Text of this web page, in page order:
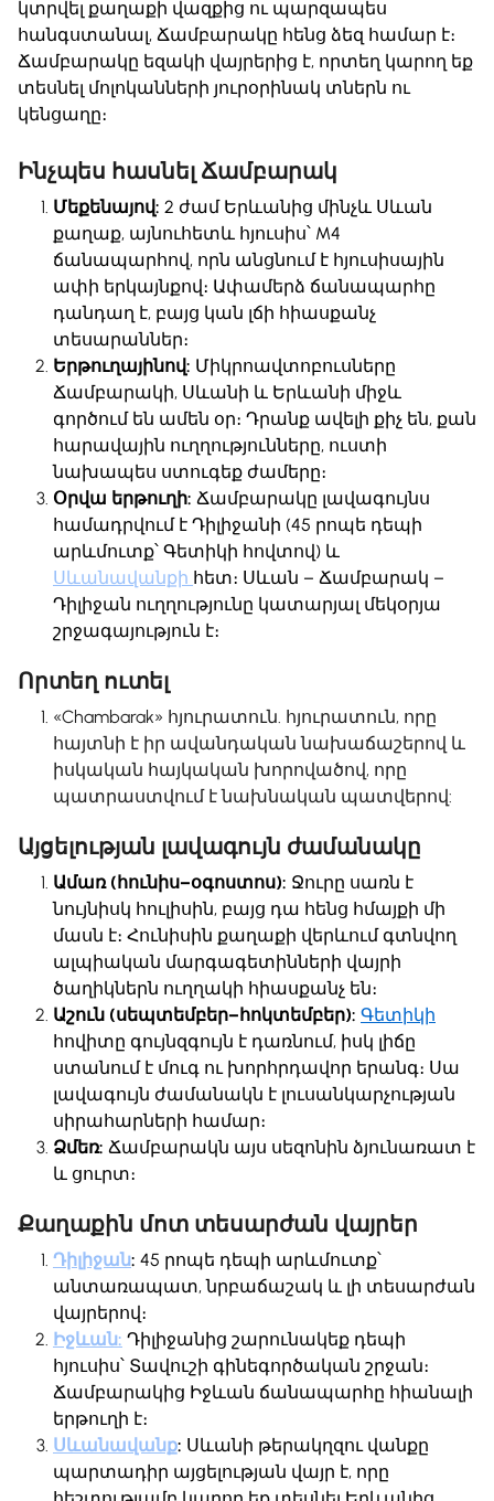
կտրվել քաղաքի վազքից ու պարզապես
հանգստանալ, Ճամբարակը հենց ձեզ համար է։
Ճամբարակը եզակի վայրերից է, որտեղ կարող եք
տեսնել մոլոկանների յուրօրինակ տներն ու
կենցաղը։
Ինչպես հասնել Ճամբարակ
Մեքենայով: 2 ժամ Երևանից մինչև Սևան
քաղաք, այնուհետև հյուսիս՝ M4
ճանապարհով, որն անցնում է հյուսիսային
ափի երկայնքով։ Ափամերձ ճանապարհը
դանդաղ է, բայց կան լճի հիասքանչ
տեսարաններ։
Երթուղայինով: Միկրոավտոբուսները
Ճամբարակի, Սևանի և Երևանի միջև
գործում են ամեն օր։ Դրանք ավելի քիչ են, քան
հարավային ուղղությունները, ուստի
նախապես ստուգեք ժամերը։
Օրվա երթուղի: Ճամբարակը լավագույնս
համադրվում է Դիլիջանի (45 րոպե դեպի
արևմուտք՝ Գետիկի հովտով) և
Սևանավանքի հետ։ Սևան – Ճամբարակ –
Դիլիջան ուղղությունը կատարյալ մեկօրյա
շրջագայություն է։
Որտեղ ուտել
«Chambarak» հյուրատուն. հյուրատուն, որը
հայտնի է իր ավանդական նախաճաշերով և
իսկական հայկական խորովածով, որը
պատրաստվում է նախնական պատվերով:
Այցելության լավագույն ժամանակը
Ամառ (հունիս–օգոստոս): Ջուրը սառն է
նույնիսկ հուլիսին, բայց դա հենց հմայքի մի
մասն է։ Հունիսին քաղաքի վերևում գտնվող
ալպիական մարգագետինների վայրի
ծաղիկներն ուղղակի հիասքանչ են։
Աշուն (սեպտեմբեր–հոկտեմբեր): Գետիկի
հովիտը գույնզգույն է դառնում, իսկ լիճը
ստանում է մուգ ու խորհրդավոր երանգ։ Սա
լավագույն ժամանակն է լուսանկարչության
սիրահարների համար։
Ձմեռ: Ճամբարակն այս սեզոնին ձյունառատ է
և ցուրտ։
Քաղաքին մոտ տեսարժան վայրեր
Դիլիջան: 45 րոպե դեպի արևմուտք՝
անտառապատ, նրբաճաշակ և լի տեսարժան
վայրերով։
Իջևան: Դիլիջանից շարունակեք դեպի
հյուսիս՝ Տավուշի գինեգործական շրջան։
Ճամբարակից Իջևան ճանապարհը հիանալի
երթուղի է։
Սևանավանք: Սևանի թերակղզու վանքը
պարտադիր այցելության վայր է, որը